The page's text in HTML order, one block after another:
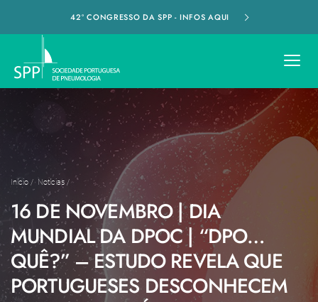
42º CONGRESSO DA SPP - INFOS AQUI
Início / Notícias /
16 DE NOVEMBRO | DIA
MUNDIAL DA DPOC | “DPO…
QUÊ?” – ESTUDO REVELA QUE
PORTUGUESES DESCONHECEM